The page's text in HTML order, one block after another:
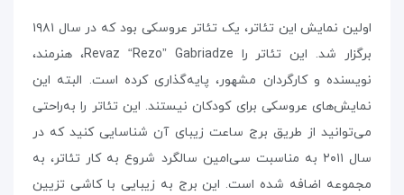
اولین نمایش این تئاتر، یک تئاتر عروسکی بود که در سال ۱۹۸۱
برگزار شد. این تئاتر را Revaz “Rezo” Gabriadze، هنرمند،
نویسنده و کارگردان مشهور، پایه‌گذاری کرده است. البته این
نمایش‌های عروسکی برای کودکان نیستند. این تئاتر را به‌راحتی
می‌توانید از طریق برج ساعت زیبای آن شناسایی کنید که در
سال ۲۰۱۱ به مناسبت سی‌امین سالگرد شروع به کار تئاتر، به
مجموعه اضافه شده است. این برج به زیبایی با کاشی تزیین